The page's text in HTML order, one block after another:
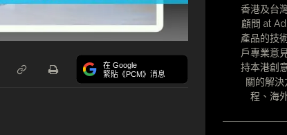
在 Google
緊貼《PCM》消息
香港及台
顧問 at
產品的技
戶專業意
持本港創
關的解
程、海